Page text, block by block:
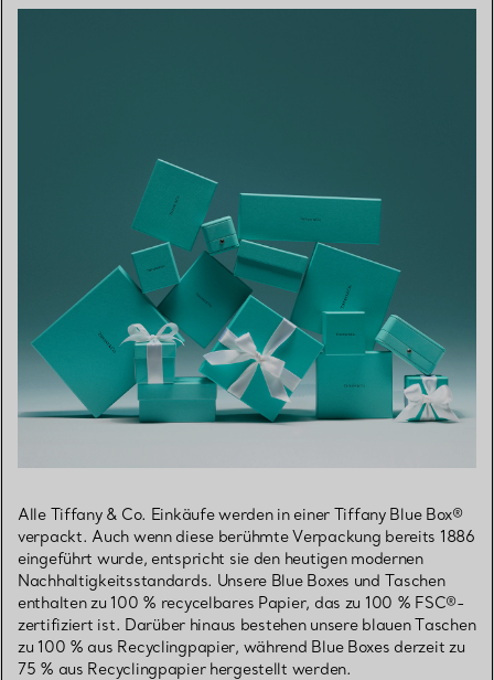
Alle Tiffany & Co. Einkäufe werden in einer Tiffany Blue Box®
verpackt. Auch wenn diese berühmte Verpackung bereits 1886
eingeführt wurde, entspricht sie den heutigen modernen
Nachhaltigkeitsstandards. Unsere Blue Boxes und Taschen
enthalten zu 100 % recycelbares Papier, das zu 100 % FSC®-
zertifiziert ist. Darüber hinaus bestehen unsere blauen Taschen
zu 100 % aus Recyclingpapier, während Blue Boxes derzeit zu
75 % aus Recyclingpapier hergestellt werden.